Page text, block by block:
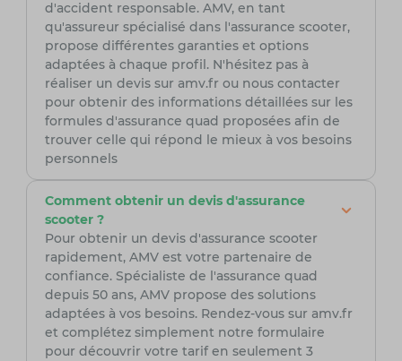
d'accident responsable. AMV, en tant
qu'assureur spécialisé dans l'assurance scooter,
propose différentes garanties et options
adaptées à chaque profil. N'hésitez pas à
réaliser un devis sur amv.fr ou nous contacter
pour obtenir des informations détaillées sur les
formules d'assurance quad proposées afin de
trouver celle qui répond le mieux à vos besoins
personnels
Comment obtenir un devis d'assurance
scooter ?
Pour obtenir un devis d'assurance scooter
rapidement, AMV est votre partenaire de
confiance. Spécialiste de l'assurance quad
depuis 50 ans, AMV propose des solutions
adaptées à vos besoins. Rendez-vous sur amv.fr
et complétez simplement notre formulaire
pour découvrir votre tarif en seulement 3